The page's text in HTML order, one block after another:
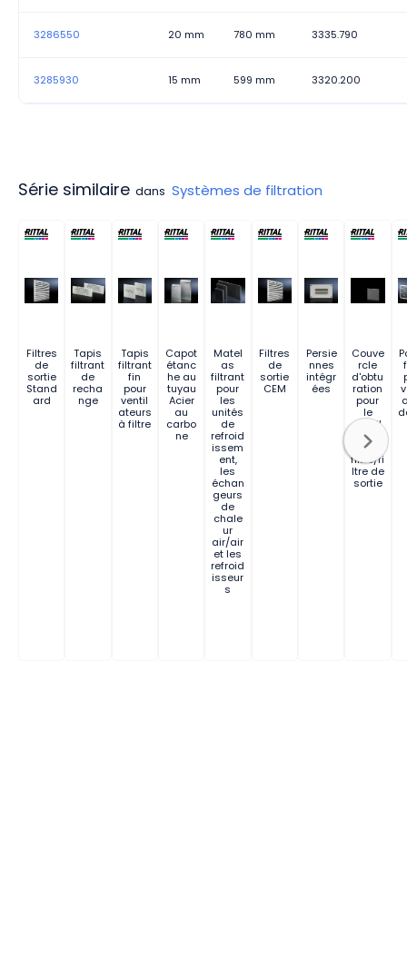
3286550 20 mm 780 mm 3335.790
3285930 15 mm 599 mm 3320.200
Série similaire dans Systèmes de filtration
Filtres
de
sortie
Stand
ard
Tapis
filtrant
de
recha
nge
Tapis
filtrant
fin
pour
ventil
ateurs
à filtre
Capot
étanc
he au
tuyau
Acier
au
carbo
ne
Matel
as
filtrant
pour
les
unités
de
refroid
issem
ent,
les
échan
geurs
de
chale
ur
air/air
et les
refroid
isseur
s
Filtres
de
sortie
CEM
Persie
nnes
intégr
ées
Couve
rcle
d'obtu
ration
pour
le
ventil
ateur
de
filtre/fi
ltre de
sortie